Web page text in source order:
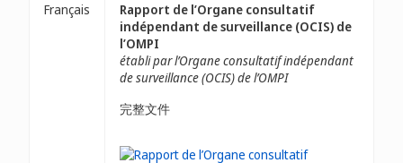
Français
Rapport de l’Organe consultatif
indépendant de surveillance (OCIS) de
l’OMPI
établi par l’Organe consultatif indépendant
de surveillance (OCIS) de l’OMPI
完整文件